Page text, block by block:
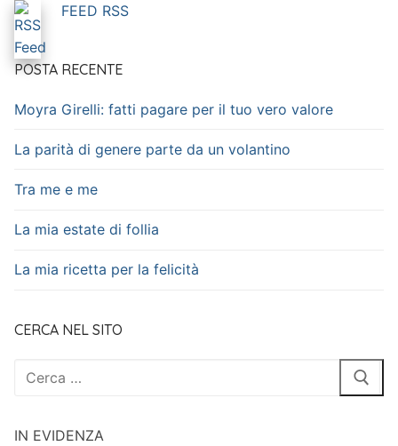
FEED RSS
POSTA RECENTE
Moyra Girelli: fatti pagare per il tuo vero valore
La parità di genere parte da un volantino
Tra me e me
La mia estate di follia
La mia ricetta per la felicità
CERCA NEL SITO
Cerca:
IN EVIDENZA